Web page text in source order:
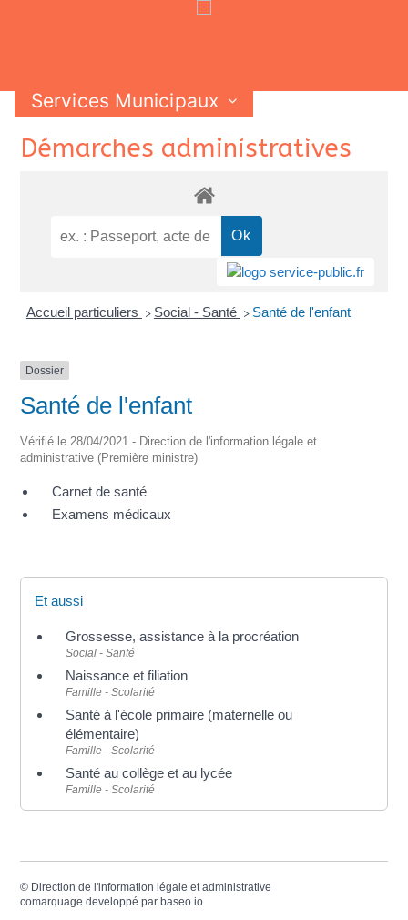
Services Municipaux
Vie Municipale
Vie Pratique
Contactez-nous
SkipDémarches administratives
Accueil particuliers > Social - Santé > Santé de l'enfant
Dossier
Santé de l'enfant
Vérifié le 28/04/2021 - Direction de l'information légale et
administrative (Première ministre)
Carnet de santé
Examens médicaux
Et aussi
Grossesse, assistance à la procréation
Social - Santé
Naissance et filiation
Famille - Scolarité
Santé à l'école primaire (maternelle ou
élémentaire)
Famille - Scolarité
Santé au collège et au lycée
Famille - Scolarité
© Direction de l'information légale et administrative
comarquage developpé par baseo.io